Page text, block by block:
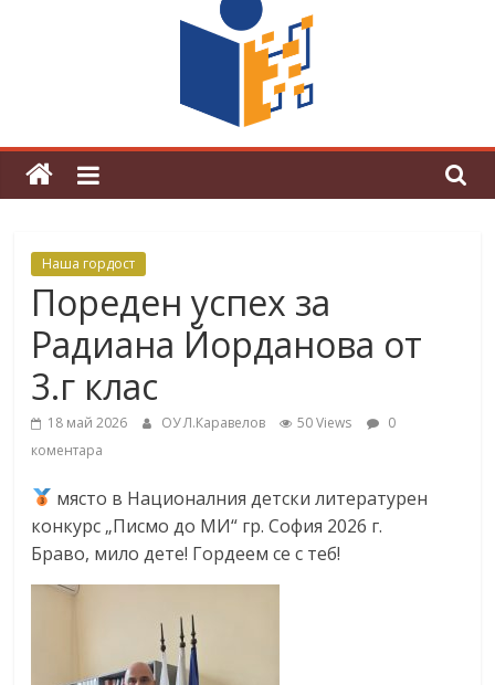
Магията на Андерсен оживя в ОУ
„Любен Каравелов“
Наша гордост
Пореден успех за
Радиана Йорданова от
3.г клас
18 май 2026 ОУ Л.Каравелов 50 Views
0
коментара
място в Националния детски литературен
конкурс „Писмо до МИ“ гр. София 2026 г.
Браво, мило дете! Гордеем се с теб!